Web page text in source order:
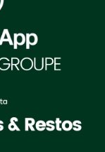
en direct des
à Crans